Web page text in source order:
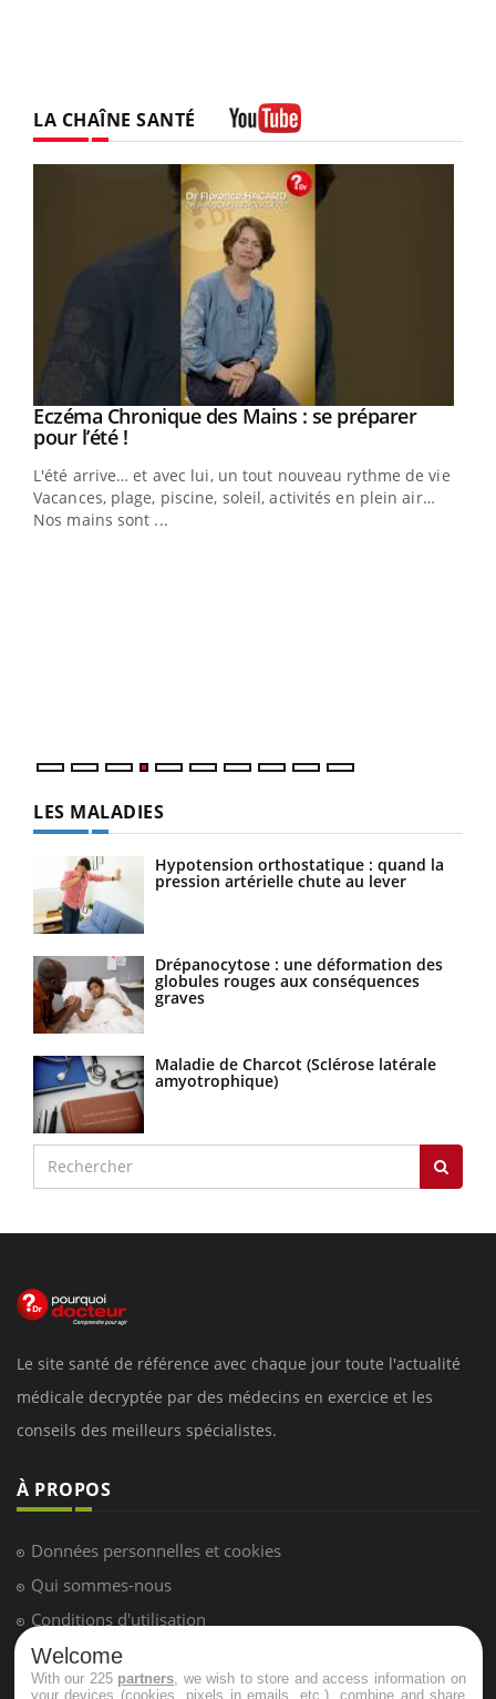
LA CHAÎNE SANTÉ
Youtube
Eczéma Chronique des Mains : se préparer
pour l’été !Youtube
L'été arrive… et avec lui, un tout nouveau rythme de vie !
Vacances, plage, piscine, soleil, activités en plein air…
Nos mains sont ...
LES MALADIES
Hypotension orthostatique : quand la
pression artérielle chute au lever
Drépanocytose : une déformation des
globules rouges aux conséquences
graves
Maladie de Charcot (Sclérose latérale
amyotrophique)
Le site santé de référence avec chaque jour toute l'actualité
médicale decryptée par des médecins en exercice et les
conseils des meilleurs spécialistes.
À PROPOS
Données personnelles et cookies
Qui sommes-nous
Conditions d'utilisation
Plan du site
Mentions Légales
Welcome
With our 225 partners , we wish to store and access information on
your devices (cookies, pixels in emails, etc.), combine and share